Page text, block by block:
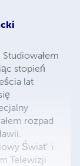
stopień
lat
rozpad
Świat" i
Telewizji